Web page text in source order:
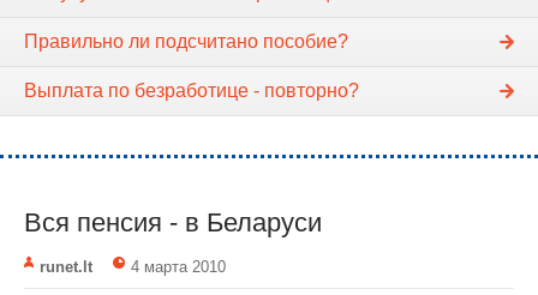
Правильно ли подсчитано пособие?
Выплата по безработице - повторно?
Вся пенсия - в Беларуси
runet.lt 4 марта 2010